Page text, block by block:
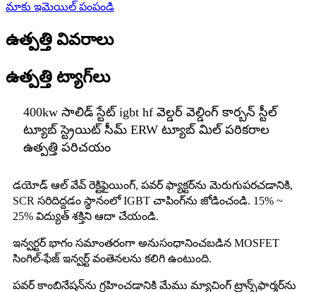
మాకు ఇమెయిల్ పంపండి
ఉత్పత్తి వివరాలు
ఉత్పత్తి ట్యాగ్‌లు
400kw సాలిడ్ స్టేట్ igbt hf వెల్డర్ వెల్డింగ్ కార్బన్ స్టీల్
ట్యూబ్ స్ట్రెయిట్ సీమ్ ERW ట్యూబ్ మిల్ పరికరాల
ఉత్పత్తి పరిచయం
డయోడ్ ఆల్ వేవ్ రెక్టిఫైయింగ్, పవర్ ఫ్యాక్టర్‌ను మెరుగుపరచడానికి,
SCR సరిదిద్దడం స్థానంలో IGBT చాపింగ్‌ను జోడించండి. 15% ~
25% విద్యుత్ శక్తిని ఆదా చేయండి.
ఇన్వర్టర్ భాగం సమాంతరంగా అనుసంధానించబడిన MOSFET
సింగిల్-ఫేజ్ ఇన్వర్ట్ వంతెనలను కలిగి ఉంటుంది.
పవర్ కాంబినేషన్‌ను గ్రహించడానికి మేము మ్యాచింగ్ ట్రాన్స్‌ఫార్మర్‌ను